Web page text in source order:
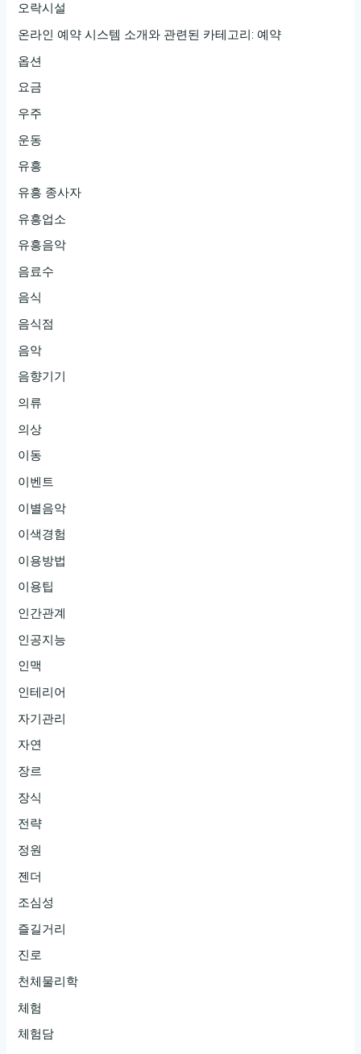
오락시설
온라인 예약 시스템 소개와 관련된 카테고리: 예약
옵션
요금
우주
운동
유흥
유흥 종사자
유흥업소
유흥음악
음료수
음식
음식점
음악
음향기기
의류
의상
이동
이벤트
이별음악
이색경험
이용방법
이용팁
인간관계
인공지능
인맥
인테리어
자기관리
자연
장르
장식
전략
정원
젠더
조심성
즐길거리
진로
천체물리학
체험
체험담